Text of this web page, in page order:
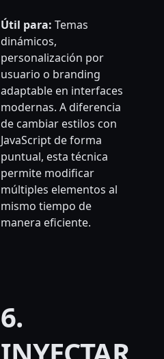
Útil para: Temas
dinámicos,
personalización por
usuario o branding
adaptable en interfaces
modernas. A diferencia
de cambiar estilos con
JavaScript de forma
puntual, esta técnica
permite modificar
múltiples elementos al
mismo tiempo de
manera eficiente.
6.